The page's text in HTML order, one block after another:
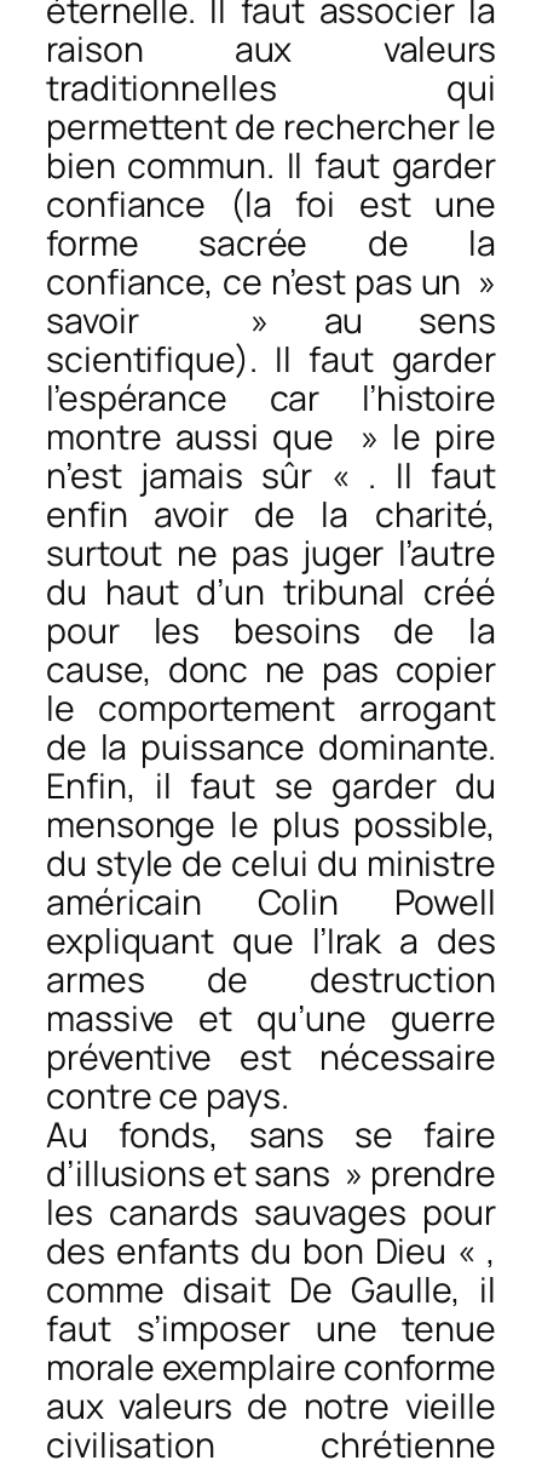
éternelle. Il faut associer la
raison aux valeurs
traditionnelles qui
permettent de rechercher le
bien commun. Il faut garder
confiance (la foi est une
forme sacrée de la
confiance, ce n’est pas un »
savoir » au sens
scientifique). Il faut garder
l’espérance car l’histoire
montre aussi que » le pire
n’est jamais sûr « . Il faut
enfin avoir de la charité,
surtout ne pas juger l’autre
du haut d’un tribunal créé
pour les besoins de la
cause, donc ne pas copier
le comportement arrogant
de la puissance dominante.
Enfin, il faut se garder du
mensonge le plus possible,
du style de celui du ministre
américain Colin Powell
expliquant que l’Irak a des
armes de destruction
massive et qu’une guerre
préventive est nécessaire
contre ce pays.
Au fonds, sans se faire
d’illusions et sans » prendre
les canards sauvages pour
des enfants du bon Dieu « ,
comme disait De Gaulle, il
faut s’imposer une tenue
morale exemplaire conforme
aux valeurs de notre vieille
civilisation chrétienne